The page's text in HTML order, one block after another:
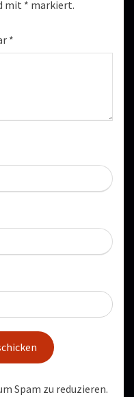
mit * markiert.
*
Spam zu reduzieren.